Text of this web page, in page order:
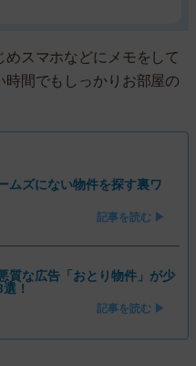
めスマホなどにメモをして
時間でもしっかりお部屋の
ムズにない物件を探す裏ワ
記事を読む ▶
質な広告「おとり物件」が少
！
記事を読む ▶